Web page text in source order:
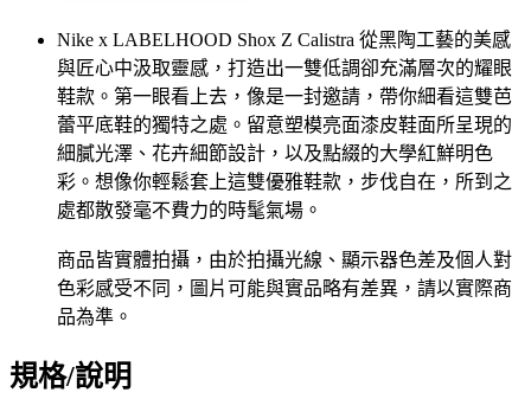
Nike x LABELHOOD Shox Z Calistra 從黑陶工藝的美感
與匠心中汲取靈感，打造出一雙低調卻充滿層次的耀眼
鞋款。第一眼看上去，像是一封邀請，帶你細看這雙芭
蕾平底鞋的獨特之處。留意塑模亮面漆皮鞋面所呈現的
細膩光澤、花卉細節設計，以及點綴的大學紅鮮明色
彩。想像你輕鬆套上這雙優雅鞋款，步伐自在，所到之
處都散發毫不費力的時髦氣場。
商品皆實體拍攝，由於拍攝光線、顯示器色差及個人對
色彩感受不同，圖片可能與實品略有差異，請以實際商
品為準。
規格/說明